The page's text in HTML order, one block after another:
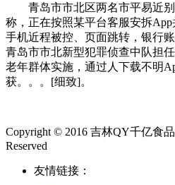
青岛市市北区两名市平易近别
称，正在按照某平台客服安拆
手机近程被控、页面跳转，银行
青岛市市北新型犯罪侦查中队担
老年群体实施，通过人下载不明
获。。。[细致]。
Copyright © 2016 吉林QY千亿食
Reserved
友情链接：